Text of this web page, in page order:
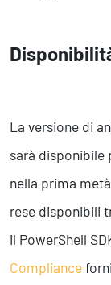
La versione di
sarà disponibile
nella prima
rese disponibili
il PowerShell
Compliance